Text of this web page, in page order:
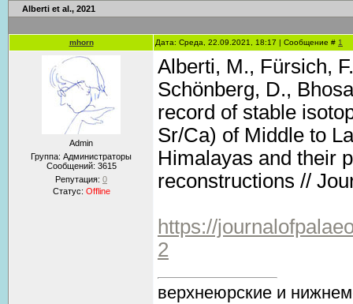
Alberti et al., 2021
mhorn Дата: Среда, 22.09.2021, 18:17 | Сообщение # 1
Admin
Группа: Администраторы
Сообщений: 3615
Репутация: 0
Статус: Offline
Alberti, M., Fürsich,
Schönberg, D.,
record of stable
Sr/Ca) of Middle to
Himalayas and their
reconstructions //
https://
2
верхнеюрские и